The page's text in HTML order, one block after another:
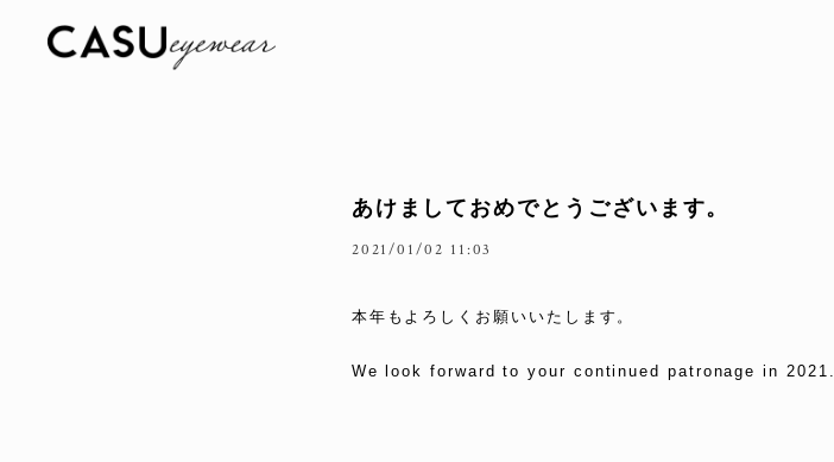
あけましておめでとうございます。
2021/01/02 11:03
本年もよろしくお願いいたします。
We look forward to your continued patronage in 2021.